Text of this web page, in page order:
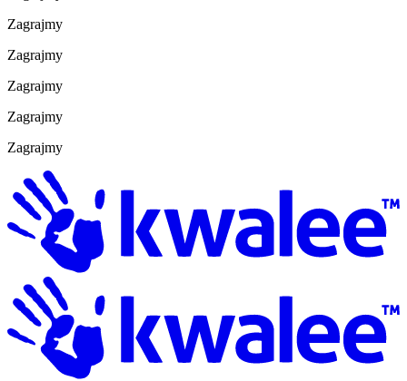
Zagrajmy
Zagrajmy
Zagrajmy
Zagrajmy
Zagrajmy